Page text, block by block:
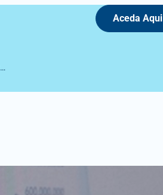
Aceda Aqui